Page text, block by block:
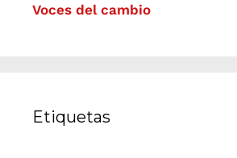
Voces del cambio
Etiquetas